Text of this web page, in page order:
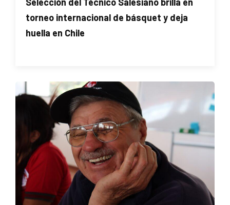
torneo internacional de básquet y deja
huella en Chile